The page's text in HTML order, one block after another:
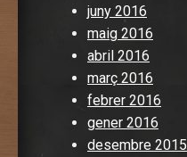
juny 2016
maig 2016
abril 2016
març 2016
febrer 2016
gener 2016
desembre 2015